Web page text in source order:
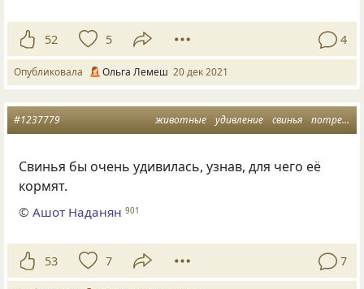
52 5 4
Опубликовала Ольга Лемеш 20 дек 2021
животные удивление свинья потребление
#1237779
Свинья бы очень удивилась, узнав, для чего её
кормят.
©Ашот Наданян 901
53 7 7